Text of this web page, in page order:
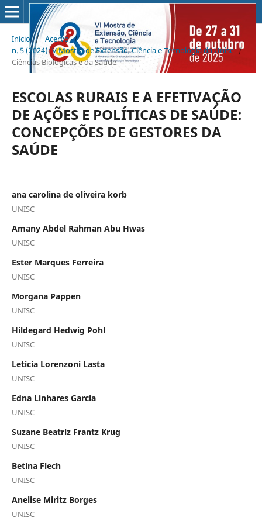
Início / Acervo /
n. 5 (2024): V Mostra de Extensão, Ciência e Tecnologia da Unisc /
Ciências Biológicas e da Saúde
ESCOLAS RURAIS E A EFETIVAÇÃO
DE AÇÕES E POLÍTICAS DE SAÚDE:
CONCEPÇÕES DE GESTORES DA
SAÚDE
ana carolina de oliveira korb
UNISC
Amany Abdel Rahman Abu Hwas
UNISC
Ester Marques Ferreira
UNISC
Morgana Pappen
UNISC
Hildegard Hedwig Pohl
UNISC
Leticia Lorenzoni Lasta
UNISC
Edna Linhares Garcia
UNISC
Suzane Beatriz Frantz Krug
UNISC
Betina Flech
UNISC
Anelise Miritz Borges
UNISC